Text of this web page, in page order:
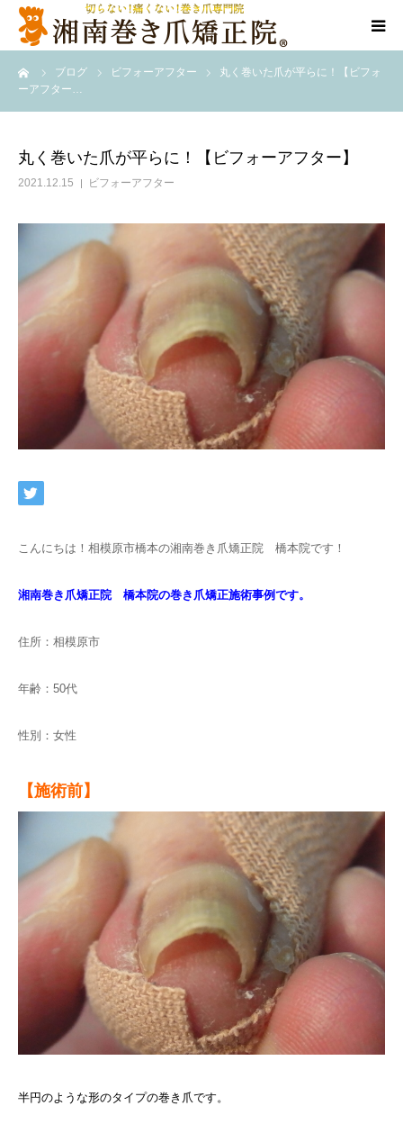
ブログ ビフォーアフター
丸く巻いた爪が平らに！【ビフォ
ーアフター…
丸く巻いた爪が平らに！【ビフォーアフター】
2021.12.15 ビフォーアフター
こんにちは！相模原市橋本の湘南巻き爪矯正院 橋本院です！
湘南巻き爪矯正院 橋本院の巻き爪矯正施術事例です。
住所：相模原市
年齢：50代
性別：女性
【施術前】
半円のような形のタイプの巻き爪です。
代表ご挨拶
料金表
告知/SNS